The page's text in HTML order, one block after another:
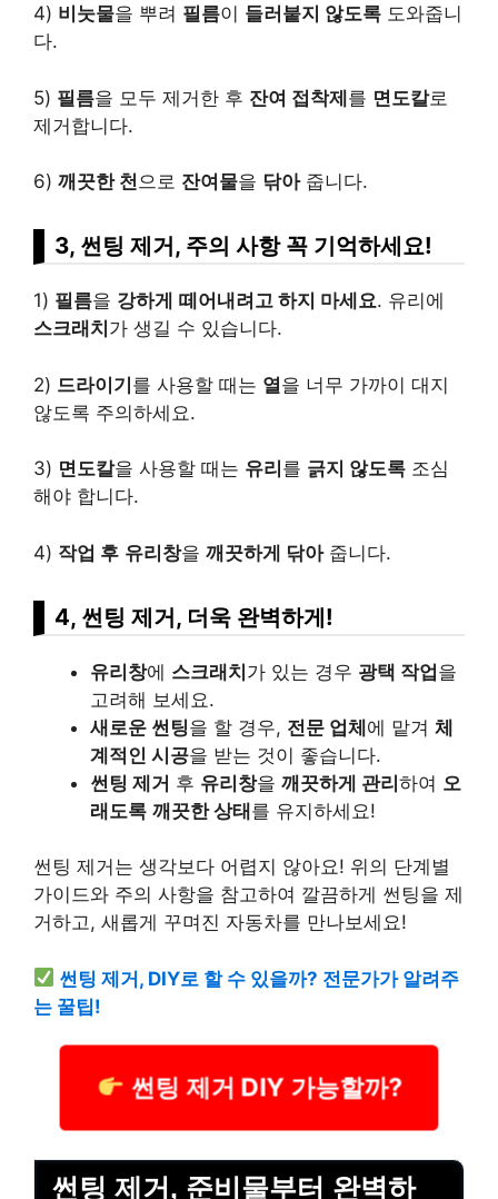
4) 비눗물을 뿌려 필름이 들러붙지 않도록 도와줍니
다.
5) 필름을 모두 제거한 후 잔여 접착제를 면도칼로
제거합니다.
6) 깨끗한 천으로 잔여물을 닦아줍니다.
3, 썬팅 제거, 주의 사항 꼭 기억하세요!
1) 필름을 강하게 떼어내려고 하지 마세요. 유리에
스크래치 가 생길 수 있습니다.
2) 드라이기를 사용할 때는 열을 너무 가까이 대지
않도록 주의하세요.
3) 면도칼을 사용할 때는 유리 를 긁지 않도록 조심
해야 합니다.
4) 작업 후 유리창을 깨끗하게 닦아줍니다.
4, 썬팅 제거, 더욱 완벽하게!
유리창에 스크래치가 있는 경우 광택 작업을
고려해 보세요.
새로운 썬팅을 할 경우, 전문 업체에 맡겨 체
계적인 시공을 받는 것이 좋습니다.
썬팅 제거 후 유리창을 깨끗하게 관리하여 오
래도록 깨끗한 상태를 유지하세요!
썬팅 제거는 생각보다 어렵지 않아요! 위의 단계별
가이드와 주의 사항을 참고하여 깔끔하게 썬팅을 제
거하고, 새롭게 꾸며진 자동차를 만나보세요!
썬팅 제거, DIY로 할 수 있을까? 전문가가 알려주
는 꿀팁!
썬팅 제거 DIY 가능할까?
썬팅 제거, 준비물부터 완벽하